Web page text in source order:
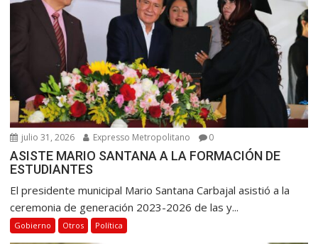
julio 31, 2026 Expresso Metropolitano 0
ASISTE MARIO SANTANA A LA FORMACIÓN DE
ESTUDIANTES
El presidente municipal Mario Santana Carbajal asistió a la
ceremonia de generación 2023-2026 de las y...
Gobierno Otros Política